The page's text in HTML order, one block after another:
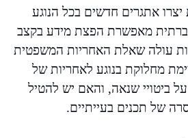
יצרו אתגרים חדשים בכל הנוגע
מאפשרת הפצת מידע בקצב
עולה שאלת האחריות המשפטית
מחלוקת בנוגע לאחריות של
על ביטויי שנאה, והאם יש להטיל
של תכנים בעייתיים.